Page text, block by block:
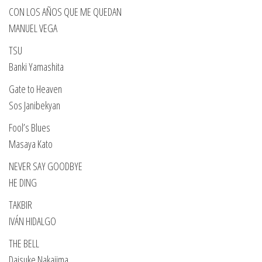
CON LOS AÑOS QUE ME QUEDAN
MANUEL VEGA
TSU
Banki Yamashita
Gate to Heaven
Sos Janibekyan
Fool’s Blues
Masaya Kato
NEVER SAY GOODBYE
HE DING
TAKBIR
IVÁN HIDALGO
THE BELL